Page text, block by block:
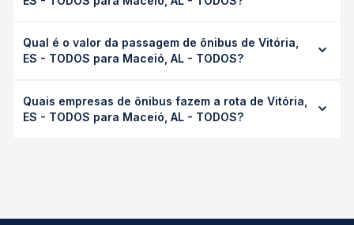
AL - TODOS leva em média 31h 18min, podendo variar
conforme a viação, o tipo de serviço (convencional,
duração exata de cada opção na data desejada.
Qual é o valor da passagem de ônibus de Vitória,
ES - TODOS para Maceió, AL - TODOS?
para Maceió, AL - TODOS custa em média R$ 337,27 e
varia conforme a data da viagem, a empresa, o tipo de
Quais empresas de ônibus fazem a rota de Vitória,
ES - TODOS para Maceió, AL - TODOS?